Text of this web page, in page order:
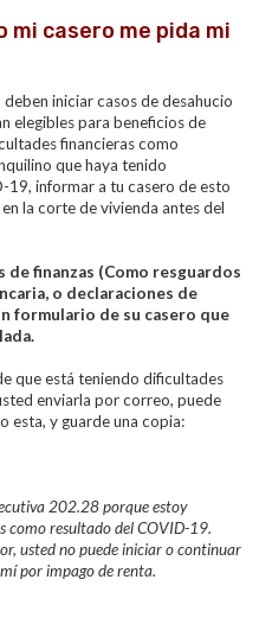
mi casero me pida mi
iniciar casos de desahucio
elegibles para beneficios de
financieras como
que haya tenido
19, informar a tu casero de esto
la corte de vivienda antes del
de finanzas (Como resguardos
o declaraciones de
formulario de su casero que
que está teniendo dificultades
enviarla por correo, puede
esta, y guarde una copia:
202.28 porque estoy
como resultado del COVID-19.
usted no puede iniciar o continuar
por impago de renta.